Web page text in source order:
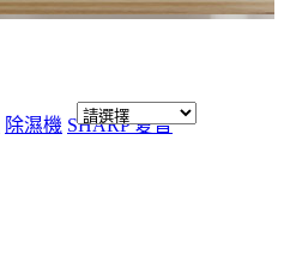
除濕機 SHARP 夏普